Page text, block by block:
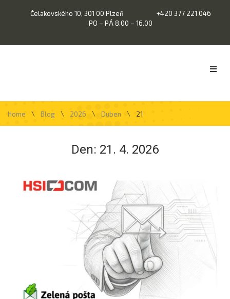
Čelakovského 10, 301 00 Plzeň
+420 377 221 046
PO – PÁ 8.00 – 16.00
Home \ Blog \ 2026 \ Duben \ 21
Den: 21. 4. 2026